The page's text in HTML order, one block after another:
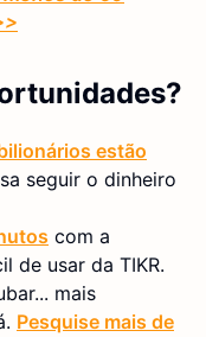
estão
seguir o dinheiro
com a
de usar da TIKR.
mais
Pesquise mais de